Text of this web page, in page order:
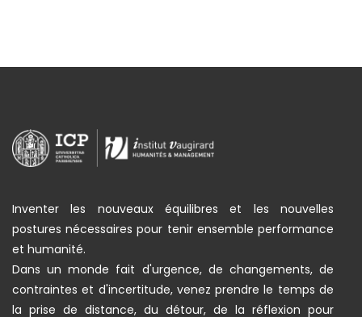
Inventer les nouveaux équilibres et les nouvelles
postures nécessaires pour tenir ensemble performance
et humanité.
Dans un monde fait d'urgence, de changements, de
contraintes et d'incertitude, venez prendre le temps de
la prise de distance, du détour, de la réflexion pour